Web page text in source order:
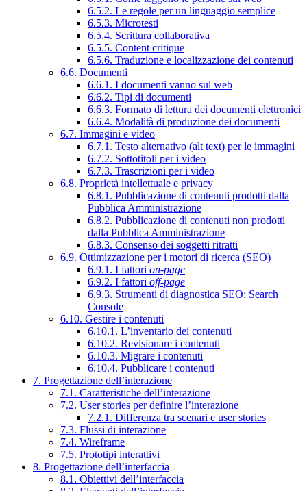
6.5.2. Le regole per un linguaggio semplice
6.5.3. Microtesti
6.5.4. Scrittura collaborativa
6.5.5. Content critique
6.5.6. Traduzione e localizzazione dei contenuti
6.6. Documenti
6.6.1. I documenti vanno sul web
6.6.2. Tipi di documenti
6.6.3. Formato di lettura dei documenti elettronici
6.6.4. Modalità di produzione dei documenti
6.7. Immagini e video
6.7.1. Testo alternativo (alt text) per le immagini
6.7.2. Sottotitoli per i video
6.7.3. Trascrizioni per i video
6.8. Proprietà intellettuale e privacy
6.8.1. Pubblicazione di contenuti prodotti dalla
Pubblica Amministrazione
6.8.2. Pubblicazione di contenuti non prodotti
dalla Pubblica Amministrazione
6.8.3. Consenso dei soggetti ritratti
6.9. Ottimizzazione per i motori di ricerca (SEO)
6.9.1. I fattori on-page
6.9.2. I fattori off-page
6.9.3. Strumenti di diagnostica SEO: Search
Console
6.10. Gestire i contenuti
6.10.1. L’inventario dei contenuti
6.10.2. Revisionare i contenuti
6.10.3. Migrare i contenuti
6.10.4. Pubblicare i contenuti
7. Progettazione dell’interazione
7.1. Caratteristiche dell’interazione
7.2. User stories per definire l’interazione
7.2.1. Differenza tra scenari e user stories
7.3. Flussi di interazione
7.4. Wireframe
7.5. Prototipi interattivi
8. Progettazione dell’interfaccia
8.1. Obiettivi dell’interfaccia